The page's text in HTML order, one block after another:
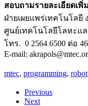
สอบถามรายละเอียดเ
ฝ่ายเผยแพร่เทคโนโล
ศูนย์เทคโนโลยีโลหะแ
โทร. 0 2564 6500 ต่อ
E-mail:
mtec, programming, robot
Previous
Next